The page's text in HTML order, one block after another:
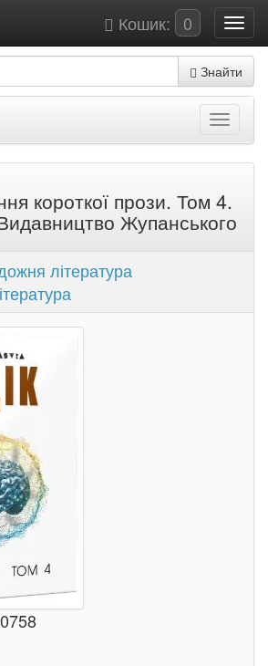
Кошик: 0
Знайти
короткої прози. Том 4.
Жупанського
література